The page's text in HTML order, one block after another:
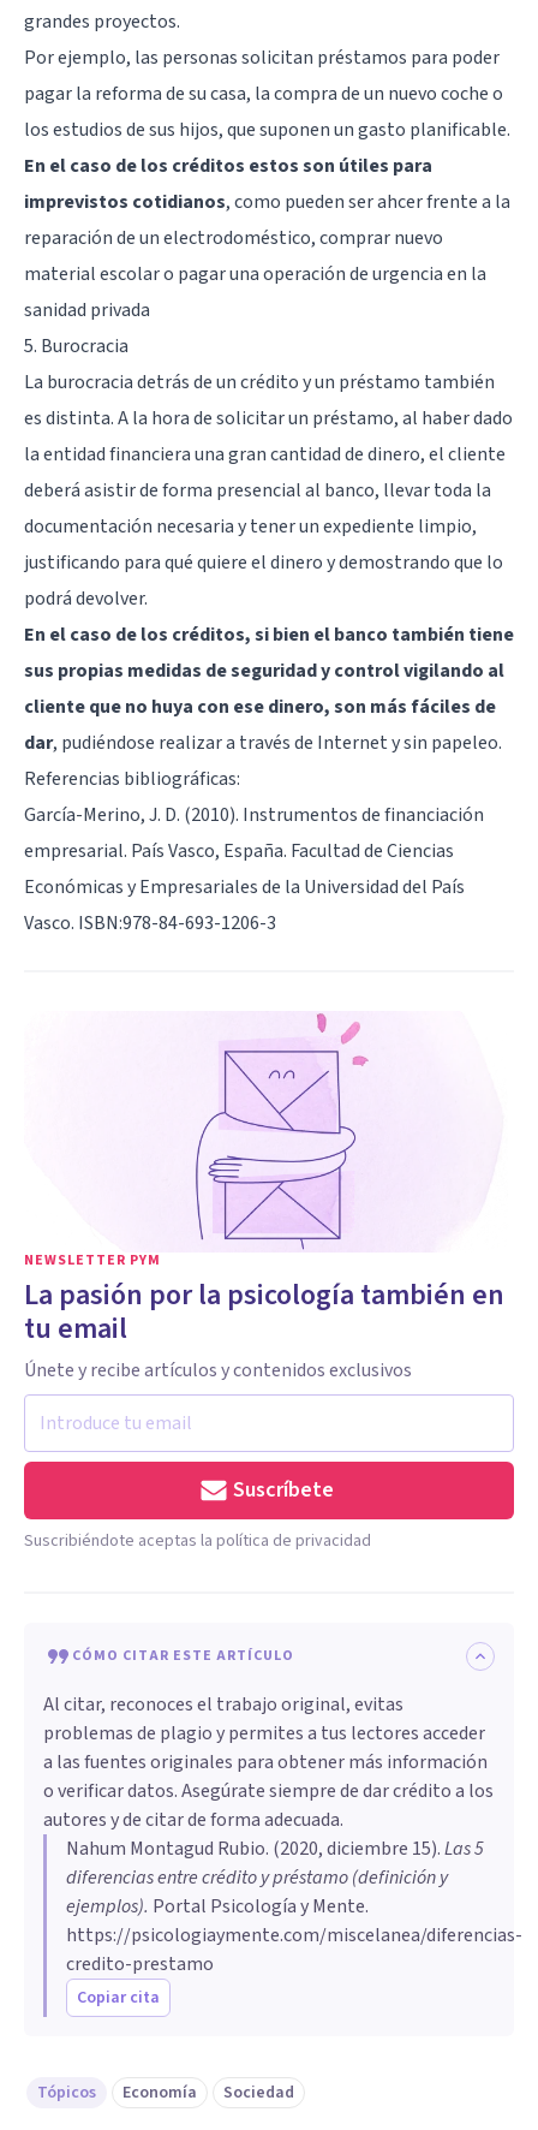
grandes proyectos.
Por ejemplo, las personas solicitan préstamos para poder
pagar la reforma de su casa, la compra de un nuevo coche o
los estudios de sus hijos, que suponen un gasto planificable.
En el caso de los créditos estos son útiles para
imprevistos cotidianos, como pueden ser ahcer frente a la
reparación de un electrodoméstico, comprar nuevo
material escolar o pagar una operación de urgencia en la
sanidad privada
5. Burocracia
La burocracia detrás de un crédito y un préstamo también
es distinta. A la hora de solicitar un préstamo, al haber dado
la entidad financiera una gran cantidad de dinero, el cliente
deberá asistir de forma presencial al banco, llevar toda la
documentación necesaria y tener un expediente limpio,
justificando para qué quiere el dinero y demostrando que lo
podrá devolver.
En el caso de los créditos, si bien el banco también tiene
sus propias medidas de seguridad y control vigilando al
cliente que no huya con ese dinero, son más fáciles de
dar, pudiéndose realizar a través de Internet y sin papeleo.
Referencias bibliográficas:
García-Merino, J. D. (2010). Instrumentos de financiación
empresarial. País Vasco, España. Facultad de Ciencias
Económicas y Empresariales de la Universidad del País
Vasco. ISBN:978-84-693-1206-3
NEWSLETTER PYM
La pasión por la psicología también en
tu email
Únete y recibe artículos y contenidos exclusivos
Suscríbete
Suscribiéndote aceptas la política de privacidad
CÓMO CITAR ESTE ARTÍCULO
Al citar, reconoces el trabajo original, evitas
problemas de plagio y permites a tus lectores acceder
a las fuentes originales para obtener más información
o verificar datos. Asegúrate siempre de dar crédito a los
autores y de citar de forma adecuada.
Nahum Montagud Rubio. (2020, diciembre 15).Las 5
diferencias entre crédito y préstamo (definición y
ejemplos). Portal Psicología y Mente.
https://psicologiaymente.com/miscelanea/diferencias-
credito-prestamo
Copiar cita
Tópicos Economía Sociedad